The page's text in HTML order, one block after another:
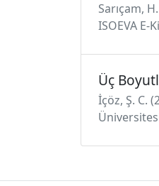
Sarıçam,
ISOEVA E-
Üç
İçöz, Ş. C.